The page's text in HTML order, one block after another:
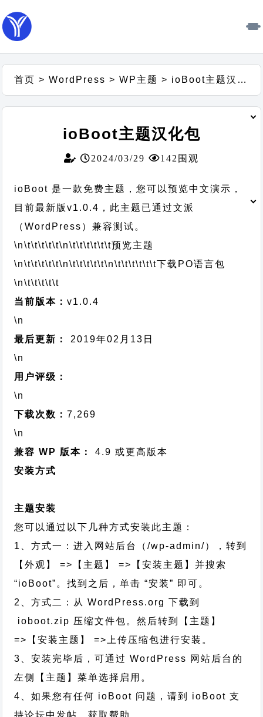
首页 >WordPress >WP主题 > ioBoot主题汉化包
ioBoot主题汉化包
2024/03/29 142围观
ioBoot 是一款免费主题，您可以预览中文演示，
目前最新版v1.0.4，此主题已通过文派
（WordPress）兼容测试。
\n\t\t\t\t\t\n\t\t\t\t\t\t预览主题
\n\t\t\t\t\t\n\t\t\t\t\t\n\t\t\t\t\t\t下载PO语言包
\n\t\t\t\t\t
当前版本：v1.0.4
\n
最后更新：
2019年02月13日
\n
用户评级：
\n
下载次数：7,269
\n
兼容 WP 版本：
4.9 或更高版本
安装方式
主题安装
您可以通过以下几种方式安装此主题：
1、方式一：进入网站后台（/wp-admin/），转到
【外观】 =>【主题】 =>【安装主题】并搜索
“ioBoot”。找到之后，单击 “安装” 即可。
2、方式二：从 WordPress.org 下载到
ioboot.zip 压缩文件包。然后转到【主题】
=>【安装主题】 =>上传压缩包进行安装。
3、安装完毕后，可通过 WordPress 网站后台的
左侧【主题】菜单选择启用。
4、如果您有任何 ioBoot 问题，请到 ioBoot 支
持论坛中发帖，获取帮助。